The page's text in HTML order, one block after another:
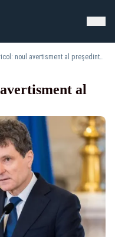
Țara e în pericol: noul avertisment al președintelui
al